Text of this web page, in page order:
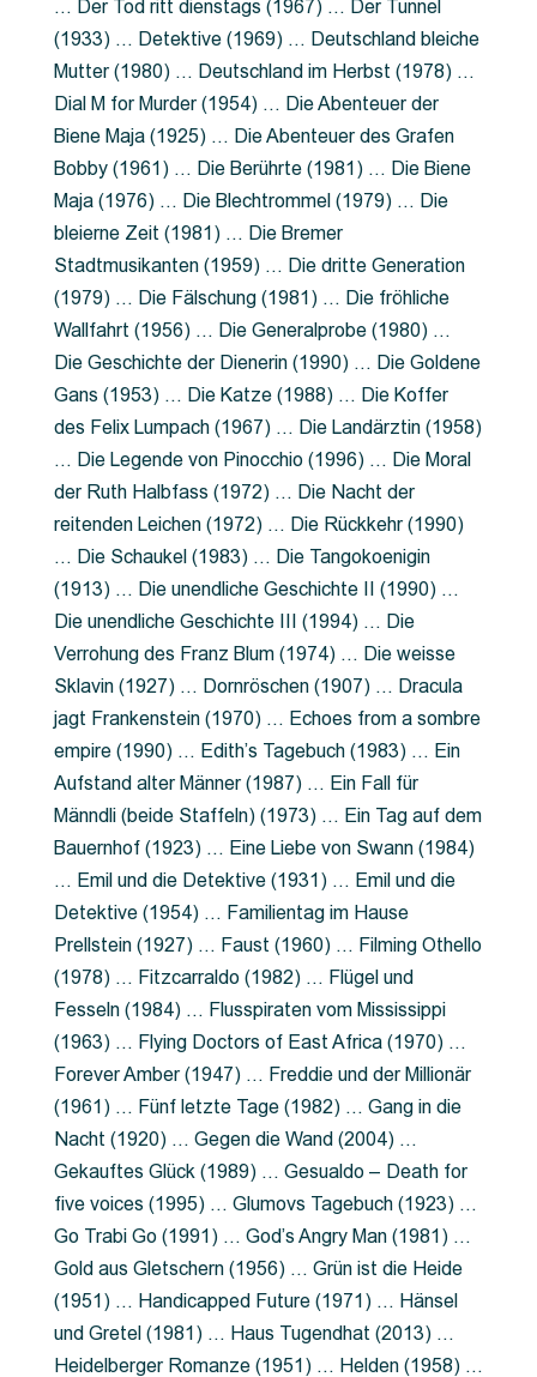
… Der Tod ritt dienstags (1967) … Der Tunnel
(1933) … Detektive (1969) … Deutschland bleiche
Mutter (1980) … Deutschland im Herbst (1978) …
Dial M for Murder (1954) … Die Abenteuer der
Biene Maja (1925) … Die Abenteuer des Grafen
Bobby (1961) … Die Berührte (1981) … Die Biene
Maja (1976) … Die Blechtrommel (1979) … Die
bleierne Zeit (1981) … Die Bremer
Stadtmusikanten (1959) … Die dritte Generation
(1979) … Die Fälschung (1981) … Die fröhliche
Wallfahrt (1956) … Die Generalprobe (1980) …
Die Geschichte der Dienerin (1990) … Die Goldene
Gans (1953) … Die Katze (1988) … Die Koffer
des Felix Lumpach (1967) … Die Landärztin (1958)
… Die Legende von Pinocchio (1996) … Die Moral
der Ruth Halbfass (1972) … Die Nacht der
reitenden Leichen (1972) … Die Rückkehr (1990)
… Die Schaukel (1983) … Die Tangokoenigin
(1913) … Die unendliche Geschichte II (1990) …
Die unendliche Geschichte III (1994) … Die
Verrohung des Franz Blum (1974) … Die weisse
Sklavin (1927) … Dornröschen (1907) … Dracula
jagt Frankenstein (1970) … Echoes from a sombre
empire (1990) … Edith’s Tagebuch (1983) … Ein
Aufstand alter Männer (1987) … Ein Fall für
Männdli (beide Staffeln) (1973) … Ein Tag auf dem
Bauernhof (1923) … Eine Liebe von Swann (1984)
… Emil und die Detektive (1931) … Emil und die
Detektive (1954) … Familientag im Hause
Prellstein (1927) … Faust (1960) … Filming Othello
(1978) … Fitzcarraldo (1982) … Flügel und
Fesseln (1984) … Flusspiraten vom Mississippi
(1963) … Flying Doctors of East Africa (1970) …
Forever Amber (1947) … Freddie und der Millionär
(1961) … Fünf letzte Tage (1982) … Gang in die
Nacht (1920) … Gegen die Wand (2004) …
Gekauftes Glück (1989) … Gesualdo – Death for
five voices (1995) … Glumovs Tagebuch (1923) …
Go Trabi Go (1991) … God’s Angry Man (1981) …
Gold aus Gletschern (1956) … Grün ist die Heide
(1951) … Handicapped Future (1971) … Hänsel
und Gretel (1981) … Haus Tugendhat (2013) …
Heidelberger Romanze (1951) … Helden (1958) …